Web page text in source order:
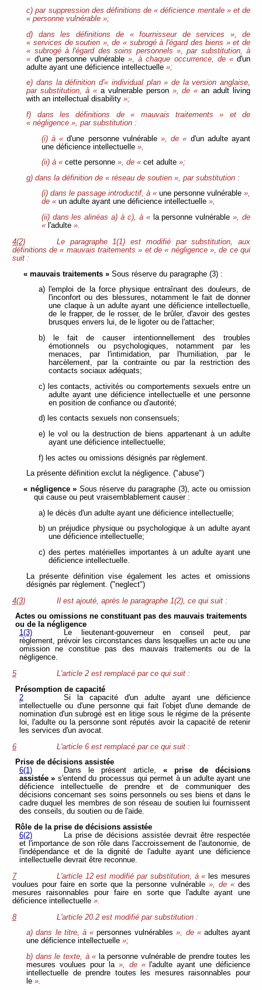
c) par suppression des définitions de « déficience mentale » et de
« personne vulnérable »;
d) dans les définitions de « fournisseur de services », de
« services de soutien », de « subrogé à l'égard des biens » et de
« subrogé à l'égard des soins personnels », par substitution, à
« d'une personne vulnérable», à chaque occurrence, de «d'un
adulte ayant une déficience intellectuelle»;
e) dans la définition d'« individual plan » de la version anglaise,
par substitution, à « a vulnerable person», de «an adult living
with an intellectual disability»;
f) dans les définitions de « mauvais traitements » et de
« négligence », par substitution :
(i) à «d'une personne vulnérable », de « d'un adulte ayant
une déficience intellectuelle »,
(ii) à « cette personne», de « cet adulte»;
g) dans la définition de « réseau de soutien », par substitution :
(i) dans le passage introductif, à «une personne vulnérable»,
de «un adulte ayant une déficience intellectuelle »,
(ii) dans les alinéas a) à c), à «la personne vulnérable», de
«l'adulte ».
4(2)
Le paragraphe 1(1) est modifié
par substitution, aux
définitions de « mauvais traitements » et de « négligence », de ce qui
suit :
« mauvais traitements » Sous réserve du paragraphe (3) :
a) l'emploi de la force physique entraînant des douleurs, de
l'inconfort ou des blessures, notamment le fait de donner
une claque à un adulte ayant une déficience intellectuelle,
de le frapper, de le rosser, de le brûler, d'avoir des gestes
brusques envers lui, de le ligoter ou de l'attacher;
b) le fait de causer intentionnellement des troubles
émotionnels ou psychologiques, notamment par les
menaces, par l'intimidation, par l'humiliation, par le
harcèlement, par la contrainte ou par la restriction des
contacts sociaux adéquats;
c) les contacts, activités ou comportements sexuels entre un
adulte ayant une déficience intellectuelle et une personne
en position de confiance ou d'autorité;
d) les contacts sexuels non consensuels;
e) le vol ou la destruction de biens appartenant à un adulte
ayant une déficience intellectuelle;
f) les actes ou omissions désignés par règlement.
La présente définition exclut la négligence. ("abuse")
« négligence » Sous réserve du paragraphe (3), acte ou omission
qui cause ou peut vraisemblablement causer :
a) le décès d'un adulte ayant une déficience intellectuelle;
b) un préjudice physique ou psychologique à un adulte ayant
une déficience intellectuelle;
c) des pertes matérielles importantes à un adulte ayant une
déficience intellectuelle.
La présente définition vise également les actes et omissions
désignés par règlement. ("neglect")
4(3)
Il est ajouté, après le paragraphe 1(2), ce qui suit :
Actes ou omissions ne constituant pas des mauvais traitements
ou de la négligence
1(3)
Le lieutenant-gouverneur en conseil peut, par
règlement, prévoir les circonstances dans lesquelles un acte ou une
omission ne constitue pas des mauvais traitements ou de la
négligence.
5
L'article 2 est remplacé par ce qui suit :
Présomption de capacité
2
Si la capacité d'un adulte ayant une déficience
intellectuelle ou d'une personne qui fait l'objet d'une demande de
nomination d'un subrogé est en litige sous le régime de la présente
loi, l'adulte ou la personne sont réputés avoir la capacité de retenir
les services d'un avocat.
6
L'article 6 est remplacé par ce qui suit :
Prise de décisions assistée
6(1)
Dans le présent article, « prise de décisions
assistée » s'entend du processus qui permet à un adulte ayant une
déficience intellectuelle de prendre et de communiquer des
décisions concernant ses soins personnels ou ses biens et dans le
cadre duquel les membres de son réseau de soutien lui fournissent
des conseils, du soutien ou de l'aide.
Rôle de la prise de décisions assistée
6(2)
La prise de décisions assistée devrait être respectée
et l'importance de son rôle dans l'accroissement de l'autonomie, de
l'indépendance et de la dignité de l'adulte ayant une déficience
intellectuelle devrait être reconnue.
7
L'article 12 est modifié par substitution, à « les mesures
voulues pour faire en sorte que la personne vulnérable», de «des
mesures raisonnables pour faire en sorte que l'adulte ayant une
déficience intellectuelle».
8
L'article 20.2 est modifié par substitution :
a) dans le titre, à «personnes vulnérables », de « adultes ayant
une déficience intellectuelle »;
b) dans le texte, à « la personne vulnérable de prendre toutes les
mesures voulues pour la », de «l'adulte ayant une déficience
intellectuelle de prendre toutes les mesures raisonnables pour
le».